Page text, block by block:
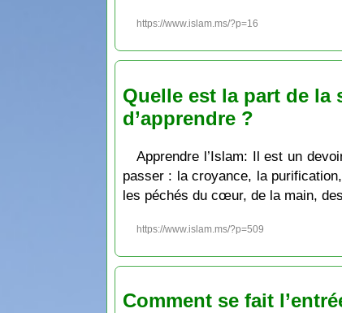
https://www.islam.ms/?p=16
Quelle est la part de
d’apprendre ?
Apprendre l’Islam: Il est un
passer : la croyance, la
les péchés du cœur, de la main,
https://www.islam.ms/?p=509
Comment se fait